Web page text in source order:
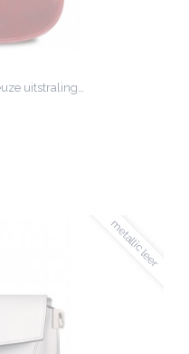
uitstraling…
metallic leer